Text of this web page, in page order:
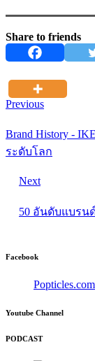
Share to friends
Previous
Brand History -
ระดับโลก
Next
50 อันดับแบรน
Facebook
Popticles.com
Youtube Channel
PODCAST